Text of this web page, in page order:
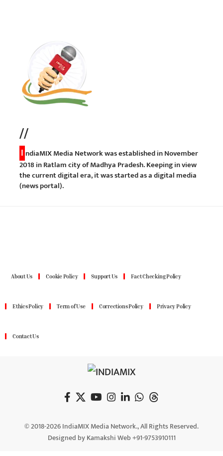
//
I ndiaMIX Media Network was established in November
2018 in Ratlam city of Madhya Pradesh. Keeping in view
the current digital era, it was started as a digital media
(news portal).
About Us Cookie Policy Support Us Fact Checking Policy
Ethics Policy Term of Use Corrections Policy Privacy Policy
Contact Us
© 2018-2026 IndiaMIX Media Network., All Rights Reserved.
Designed by Kamakshi Web +91-9753910111